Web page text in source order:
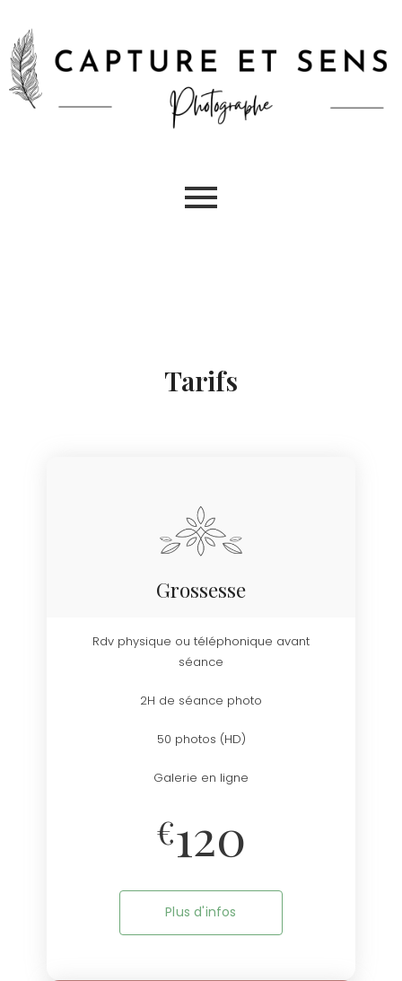
Tarifs
Grossesse
Rdv physique ou téléphonique avant
séance
2H de séance photo
50 photos (HD)
Galerie en ligne
€120
Plus d'infos